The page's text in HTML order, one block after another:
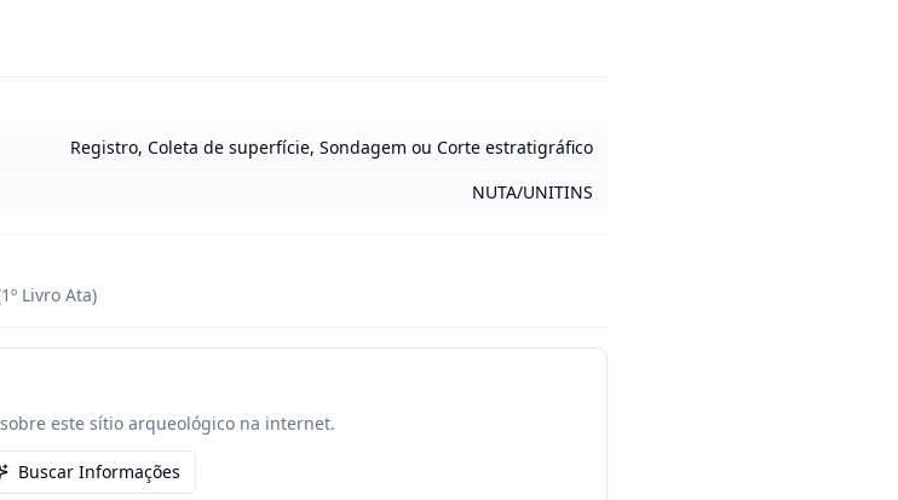
Registro, Coleta de superfície, Sondagem ou Corte estratigráfico
NUTA/UNITINS
Livro Ata)
este sítio arqueológico na internet.
Buscar Informações